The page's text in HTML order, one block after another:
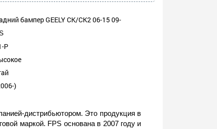
бампер GEELY CK/CK2 06-15 09-
P
)
дистрибьютором. Это продукция в
маркой. FPS основана в 2007 году и